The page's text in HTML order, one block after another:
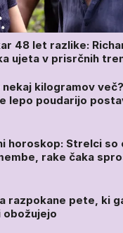
48 let razlike:
ujeta v prisrčnih
nekaj kilogramov
lepo poudarijo
horoskop: Strelci so
rake čaka
razpokane pete, ki
obožujejo